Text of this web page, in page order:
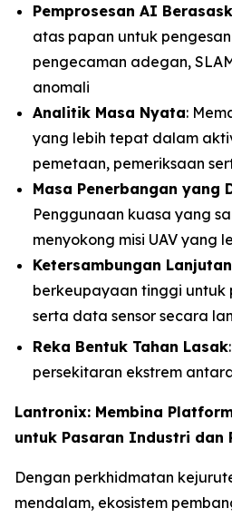
Pemprosesan AI
atas papan untuk
pengecaman adegan,
anomali
Analitik Masa Nyata:
yang lebih tepat dalam
pemetaan, pemeriksaan
Masa Penerbangan yang
Penggunaan kuasa yang
menyokong misi UAV yang
Ketersambungan Lanjutan
berkeupayaan tinggi untuk
serta data sensor secara
Reka Bentuk Tahan Lasak
persekitaran ekstrem
Lantronix: Membina
untuk Pasaran Industri dan
Dengan perkhidmatan
mendalam, ekosistem